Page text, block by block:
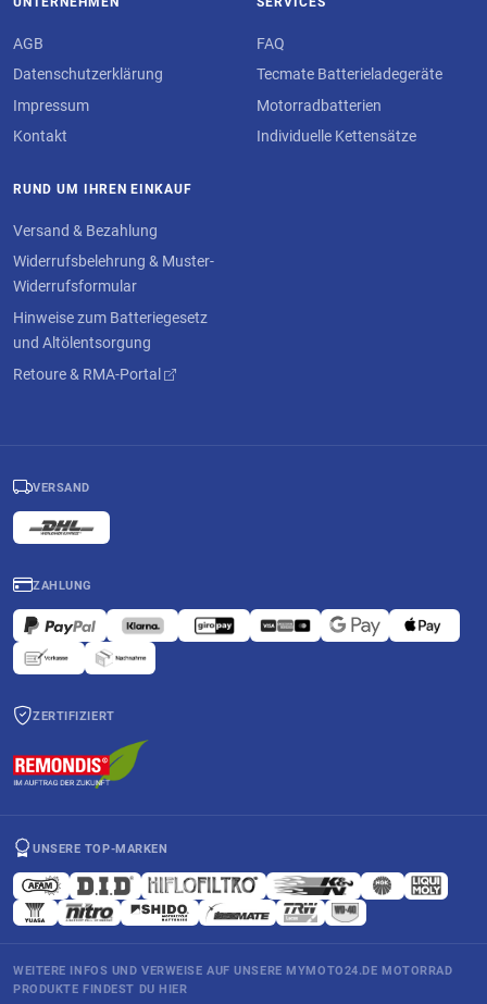
AGB
Datenschutzerklärung
Impressum
Kontakt
FAQ
Tecmate Batterieladegeräte
Motorradbatterien
Individuelle Kettensätze
RUND UM IHREN EINKAUF
Versand & Bezahlung
Widerrufsbelehrung & Muster-
Widerrufsformular
Hinweise zum Batteriegesetz
und Altölentsorgung
Retoure & RMA-Portal
VERSAND
ZAHLUNG
ZERTIFIZIERT
UNSERE TOP-MARKEN
WEITERE INFOS UND VERWEISE AUF UNSERE MYMOTO24.DE MOTORRAD
PRODUKTE FINDEST DU HIER